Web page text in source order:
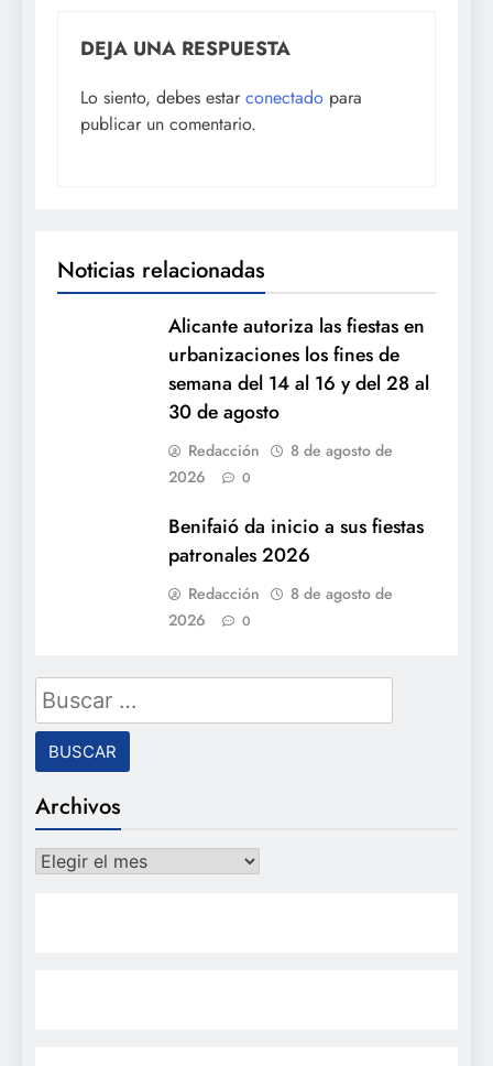
DEJA UNA RESPUESTA
Lo siento, debes estar conectado para
publicar un comentario.
Noticias relacionadas
Alicante autoriza las fiestas en
urbanizaciones los fines de
semana del 14 al 16 y del 28 al
30 de agosto
Redacción
8 de agosto de
2026
0
Benifaió da inicio a sus fiestas
patronales 2026
Redacción
8 de agosto de
2026
0
Buscar:
Archivos
Archivos